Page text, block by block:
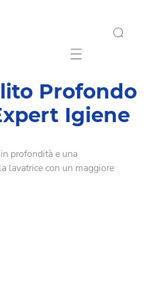
Mobile navigation
Profondo
Igiene
profondità e una
lavatrice con un maggiore